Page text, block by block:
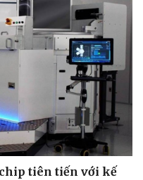
tiên tiến với kế